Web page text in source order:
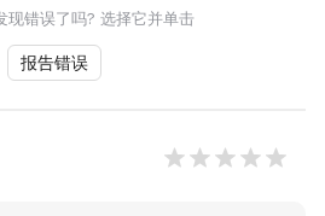
现错误了吗? 选择它并单击
报告错误